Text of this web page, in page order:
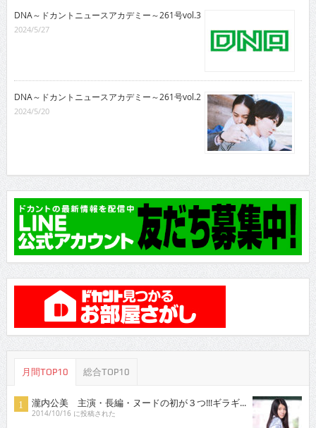
DNA～ドカントニュースアカデミー～261号vol.3
2024/5/27
DNA～ドカントニュースアカデミー～261号vol.2
2024/5/20
月間TOP10 総合TOP10
瀧内公美 主演・長編・ヌードの初が３つ!!!ギラギ...
2014/10/16 に投稿された